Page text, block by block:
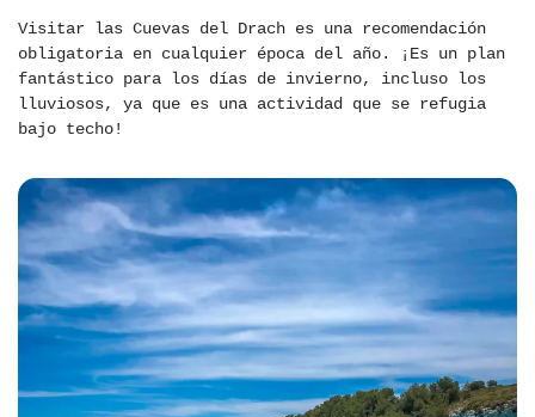
Visitar las Cuevas del Drach es una recomendación
obligatoria en cualquier época del año. ¡Es un plan
fantástico para los días de invierno, incluso los
lluviosos, ya que es una actividad que se refugia
bajo techo!